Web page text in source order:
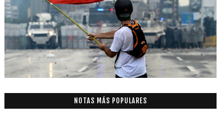
NOTAS MÁS POPULARES